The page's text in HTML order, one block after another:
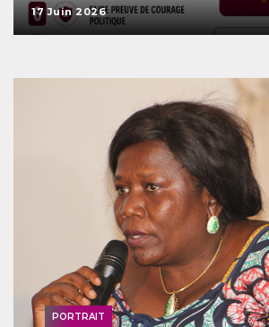
17 Juin 2026
PORTRAIT